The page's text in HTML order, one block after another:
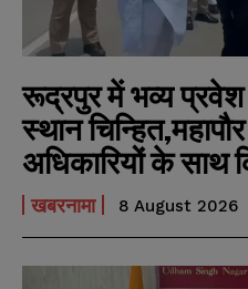
s
s
रूद्रपुर में भव्य प्रवेश
स्थान
अधिकारियों के साथ
खबरनामा 8 August 2026